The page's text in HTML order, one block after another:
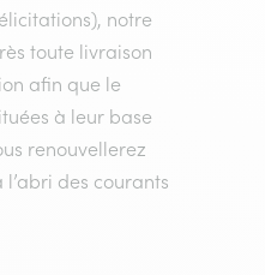
notre
toute livraison
afin que le
à leur base
renouvellerez
des courants